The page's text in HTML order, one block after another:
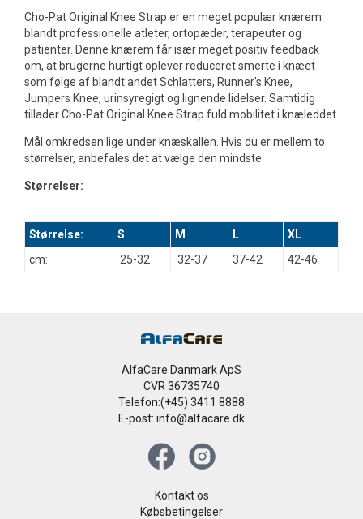
Cho-Pat Original Knee Strap er en meget populær knærem
blandt professionelle atleter, ortopæder, terapeuter og
patienter. Denne knærem får især meget positiv feedback
om, at brugerne hurtigt oplever reduceret smerte i knæet
som følge af blandt andet Schlatters, Runner's Knee,
Jumpers Knee, urinsyregigt og lignende lidelser. Samtidig
tillader Cho-Pat Original Knee Strap fuld mobilitet i knæleddet.
Mål omkredsen lige under knæskallen. Hvis du er mellem to
størrelser, anbefales det at vælge den mindste.
Størrelser:
Størrelse: S M L
XL
cm:
25-32 32-37 37-42 42-46
AlfaCare Danmark ApS
CVR 36735740
Telefon:(+45) 3411 8888
E-post: info@alfacare.dk
Kontakt os
Købsbetingelser